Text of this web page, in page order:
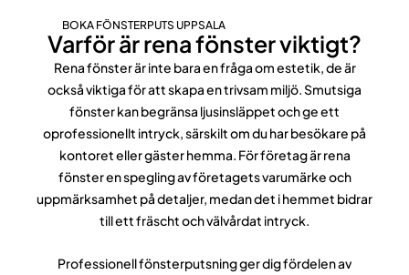
BOKA FÖNSTERPUTS UPPSALA
Varför är rena fönster viktigt?
Rena fönster är inte bara en fråga om estetik, de är
också viktiga för att skapa en trivsam miljö. Smutsiga
fönster kan begränsa ljusinsläppet och ge ett
oprofessionellt intryck, särskilt om du har besökare på
kontoret eller gäster hemma. För företag är rena
fönster en spegling av företagets varumärke och
uppmärksamhet på detaljer, medan det i hemmet bidrar
till ett fräscht och välvårdat intryck.
Professionell fönsterputsning ger dig fördelen av